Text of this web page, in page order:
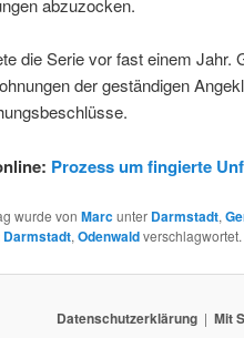
abzuzocken.
die Serie vor fast einem
der geständigen
Prozess um fingierte
wurde von Marcunter Darmstadt,
Darmstadt, Odenwald
Datenschutzerklärung Mit